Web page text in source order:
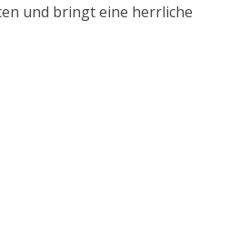
und bringt eine herrliche